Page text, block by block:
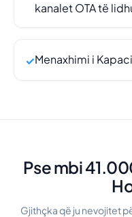
kanalet OTA të
✓Menaxhimi i
Pse mbi
Gjithçka që ju nevojitet